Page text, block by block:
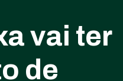
vai ter
de